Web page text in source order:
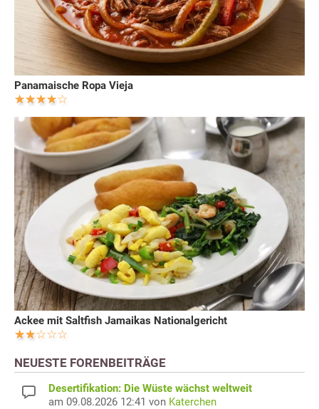
Panamaische Ropa Vieja
Ackee mit Saltfish Jamaikas Nationalgericht
NEUESTE FORENBEITRÄGE
Desertifikation: Die Wüste wächst weltweit
am 09.08.2026 12:41 von Katerchen